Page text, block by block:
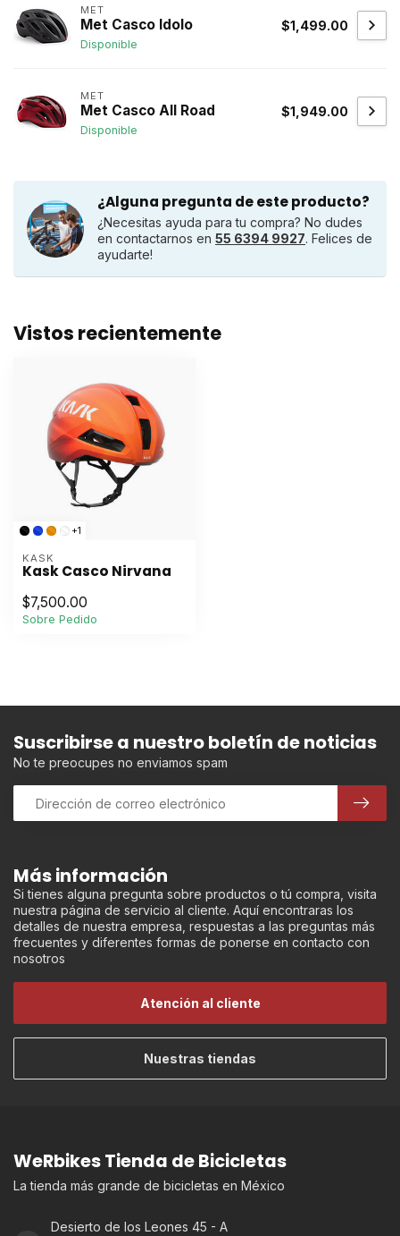
MET
Met Casco Idolo
Disponible
$1,499.00
MET
Met Casco All Road
Disponible
$1,949.00
¿Alguna pregunta de este producto?
¿Necesitas ayuda para tu compra? No dudes
en contactarnos en 55 6394 9927. Felices de
ayudarte!
Vistos recientemente
+1
KASK
Kask Casco Nirvana
$7,500.00
Sobre Pedido
Más información
Si tienes alguna pregunta sobre productos o tú compra, visita
nuestra página de servicio al cliente. Aquí encontraras los
detalles de nuestra empresa, respuestas a las preguntas más
frecuentes y diferentes formas de ponerse en contacto con
nosotros
Atención al cliente
Nuestras tiendas
Suscribirse a nuestro boletín de noticias
No te preocupes no enviamos spam
WeRbikes Tienda de Bicicletas
La tienda más grande de bicicletas en México
Desierto de los Leones 45 - A